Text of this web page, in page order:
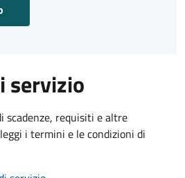
servizio
scadenze, requisiti e altre
i termini e le condizioni di